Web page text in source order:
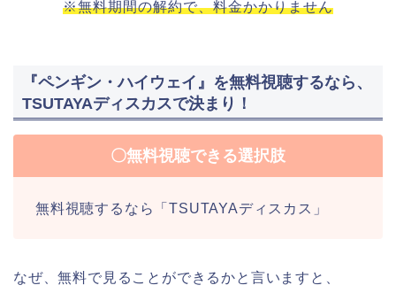
※無料期間の解約で、料金かかりません
『ペンギン・ハイウェイ』を無料視聴するなら、
TSUTAYAディスカスで決まり！
〇無料視聴できる選択肢
無料視聴するなら「TSUTAYAディスカス」
なぜ、無料で見ることができるかと言いますと、